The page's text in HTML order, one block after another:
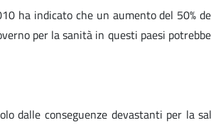
ha indicato che un aumento del 50%
per la sanità in questi paesi
dalle conseguenze devastanti per la